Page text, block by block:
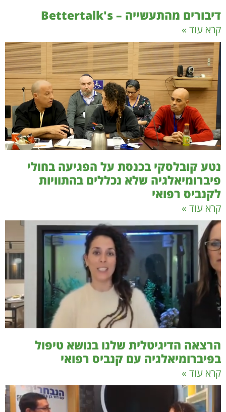
דיבורים מהתעשייה – Bettertalk's
קרא עוד »
נטע קובלסקי בכנסת על הפגיעה בחולי
פיברומיאלגיה שלא נכללים בהתוויות
לקנביס רפואי
קרא עוד »
הרצאה הדיגיטלית שלנו בנושא טיפול
בפיברומיאלגיה עם קנביס רפואי
קרא עוד »